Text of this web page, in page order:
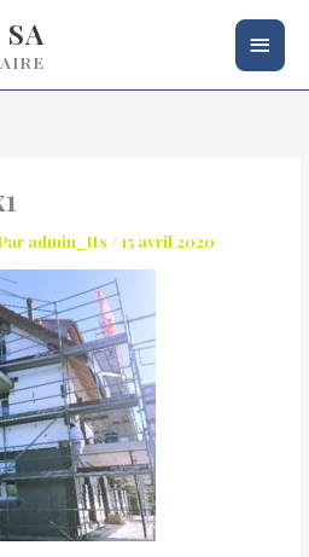
admin_tts /15 avril 2020